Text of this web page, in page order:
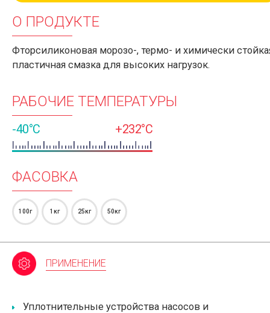
О ПРОДУКТЕ
Фторсиликоновая морозо-, термо- и химически
пластичная смазка для высоких нагрузок.
РАБОЧИЕ ТЕМПЕРАТУРЫ
-40°C +232°C
ФАСОВКА
100г 1кг 25кг 50кг
ПРИМЕНЕНИЕ
Уплотнительные устройства насосов и